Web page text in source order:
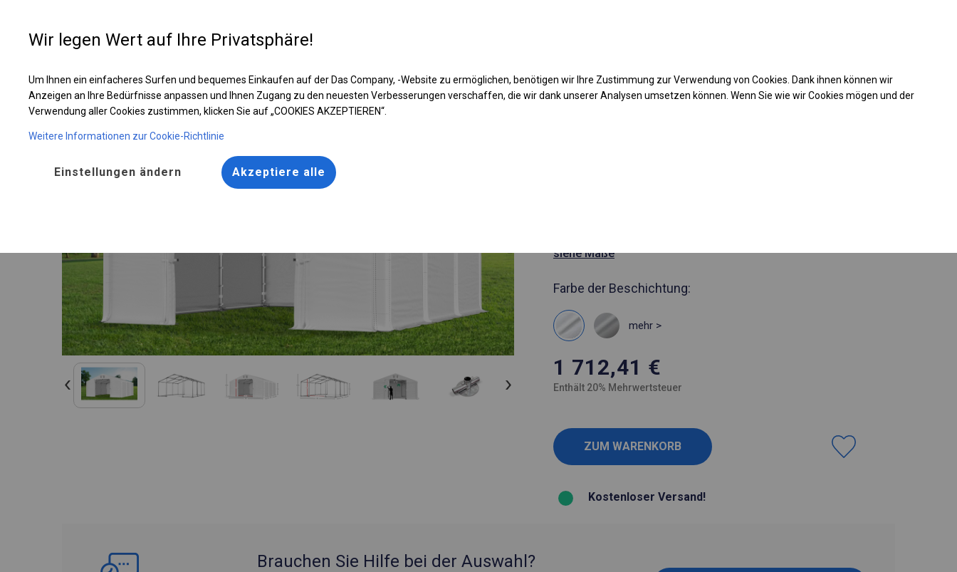
Entwerfen Sie Ihr Zelt
Ganzjährig geöffnete Zelthalle | 4x6 m Laden Sie das PDF -Angebot herunter
siehe Maße
Farbe der Beschichtung:
mehr >
1 712,41 €
Enthält 20% Mehrwertsteuer
Kostenloser Versand!
Brauchen Sie Hilfe bei der Auswahl?
Wir legen Wert auf Ihre Privatsphäre!
Um Ihnen ein einfacheres Surfen und bequemes Einkaufen auf der Das Company, -Website zu ermöglichen, benötigen wir Ihre Zustimmung zur Verwendung von Cookies. Dank ihnen können wir
Anzeigen an Ihre Bedürfnisse anpassen und Ihnen Zugang zu den neuesten Verbesserungen verschaffen, die wir dank unserer Analysen umsetzen können. Wenn Sie wie wir Cookies mögen und der
Verwendung aller Cookies zustimmen, klicken Sie auf „COOKIES AKZEPTIEREN“.
Weitere Informationen zur Cookie-Richtlinie
Einstellungen ändern Akzeptiere alle